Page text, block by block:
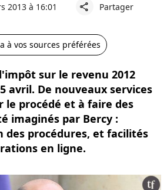
2013 à 16:01 share Partager
à vos sources préférées
sur le revenu 2012
avril. De nouveaux services
le procédé et à faire des
imaginés par Bercy :
procédures, et facilités
en ligne.